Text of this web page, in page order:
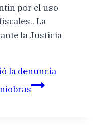
por el uso
La
la Justicia
la denuncia